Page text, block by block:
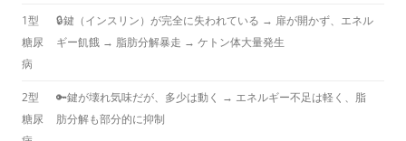
1型
糖尿
病
🔒鍵（インスリン）が完全に失われている → 扉が開かず、エネル
ギー飢餓 → 脂肪分解暴走 → ケトン体大量発生
2型
糖尿
🔑鍵が壊れ気味だが、多少は動く → エネルギー不足は軽く、脂
肪分解も部分的に抑制